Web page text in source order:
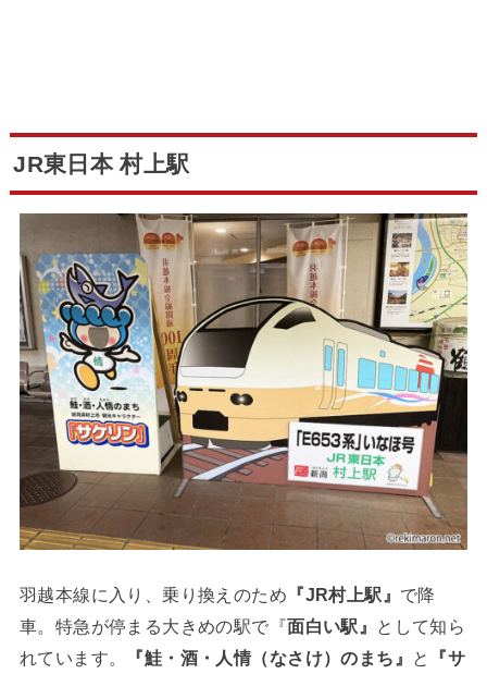
JR東日本 村上駅
羽越本線に入り、乗り換えのため 『JR村上駅』 で降
車。特急が停まる大きめの駅で『面白い駅』
として知ら
れています。
『鮭・酒・人情（なさけ）のまち』 と
『サ